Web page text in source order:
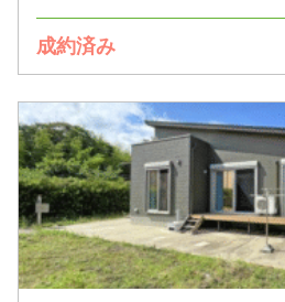
成約済み